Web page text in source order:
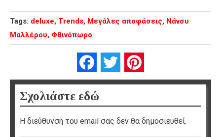
Tags: deluxe, Trends, Μεγάλες αποφάσεις, Νάνσυ
Μαλλέρου, Φθινόπωρο
FacebookTwitter
Σχολιάστε εδώ
Η διεύθυνση του email σας δεν θα δημοσιευθεί.